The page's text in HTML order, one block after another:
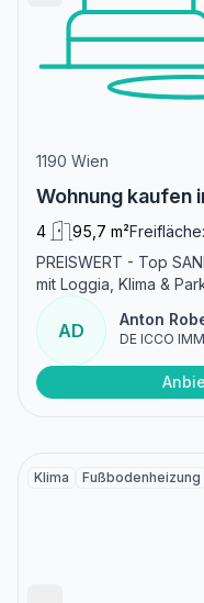
1190 Wien
Wohnung kaufen
4 95,7 m²Freifläche:
PREISWERT - Top
mit Loggia, Klima &
AD
Anton
DE ICCO
Klima Fußbodenheizung